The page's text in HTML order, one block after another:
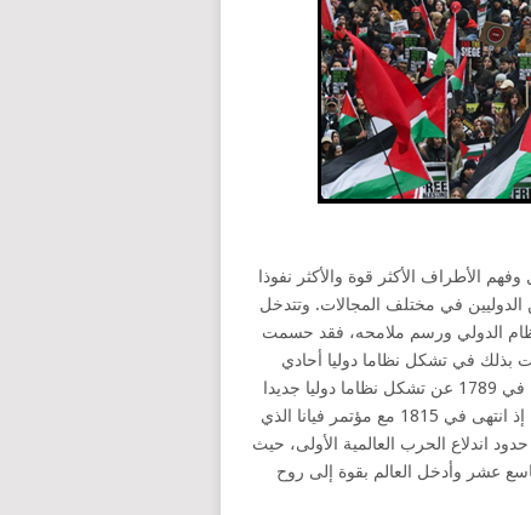
الأطراف الأكثر قوة والأكثر نفوذا
الدوليين في مختلف المجالات. وتتدخل
الدولي ورسم ملامحه، فقد حسمت
بذلك في تشكل نظاما دوليا أحادي
القطبية تزعمته الإمبراطورية الرومانية. أعلنت كذلك الثورة الفرنسية في 1789 عن تشكل نظاما دوليا جديدا
أسهمت الحروب النابليونية بجزء كبير في صياغته، لكنه لم يدم طويلا، إذ انتهى في 1815 مع مؤتمر فيانا الذي
اندلاع الحرب العالمية الأولى، حيث
عشر وأدخل العالم بقوة إلى روح